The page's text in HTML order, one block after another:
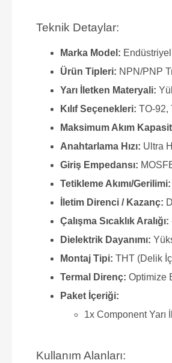
Teknik Detaylar:
Marka Model:
Ürün Tipleri: NPN/PNP
Yarı İletken Materyali:
Kılıf Seçenekleri: TO-92,
Maksimum Akım
Anahtarlama Hızı: Ultra
Giriş Empedansı:
Tetikleme Akımı/Gerilimi:
İletim Direnci / Kazanç:
Çalışma Sıcaklık Aralığı:
Dielektrik Dayanımı:
Montaj Tipi: THT (Delik
Termal Direnç: Optimize
Paket İçeriği:
1x Component Yarı
Kullanım Alanları: